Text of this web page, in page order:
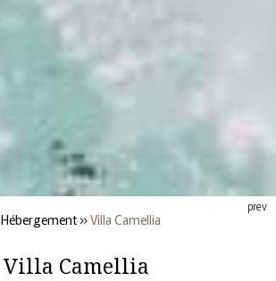
Hébergement »Villa Camellia
Villa Camellia
prev